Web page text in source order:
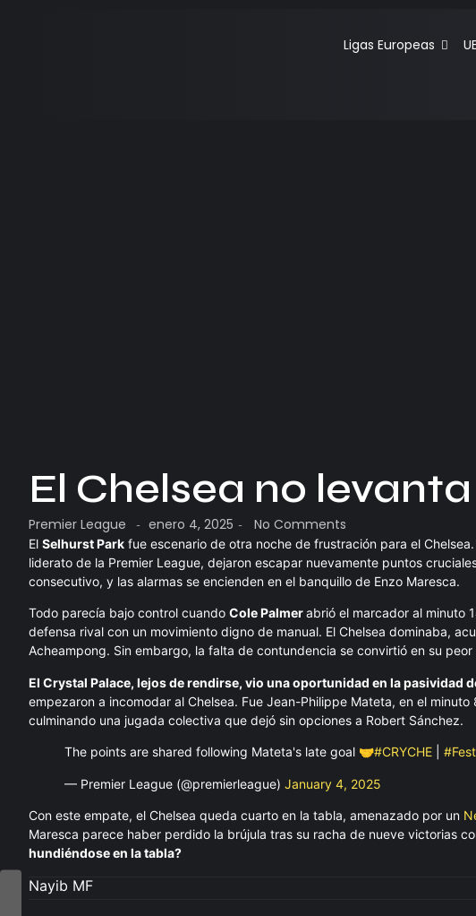
Ligas Europeas
El Chelsea no
Premier League - enero 4, 2025 - No Comments
El Selhurst Park fue escenario de otra noche de frustración para el
liderato de la Premier League, dejaron escapar nuevamente puntos
consecutivo, y las alarmas se encienden en el banquillo de Enzo Maresca.
Todo parecía bajo control cuando Cole Palmerabrió el marcador al minuto
defensa rival con un movimiento digno de manual. El Chelsea dominaba,
Acheampong. Sin embargo, la falta de contundencia se convirtió en su peor
El Crystal Palace, lejos de rendirse, vio una oportunidad en la pasividad
empezaron a incomodar al Chelsea. Fue Jean-Philippe Mateta, en el
culminando una jugada colectiva que dejó sin opciones a Robert Sánchez.
The points are shared following Mateta's late goal 🤝#CRYCHE
— Premier League (@premierleague) January 4, 2025
Con este empate, el Chelsea queda cuarto en la tabla, amenazado por un
Maresca parece haber perdido la brújula tras su racha de nueve victorias
hundiéndose en la tabla?
Nayib MF